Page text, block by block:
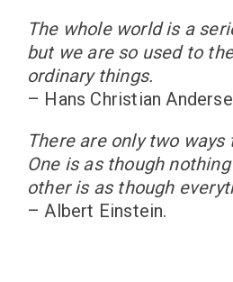
The whole world is a
but we are so used to
ordinary things.
– Hans Christian
There are only two
One is as though
other is as though
– Albert Einstein.